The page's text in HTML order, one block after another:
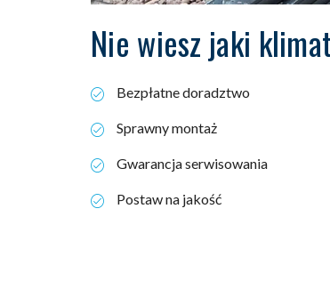
Nie wiesz jaki
Bezpłatne doradztwo
Sprawny montaż
Gwarancja serwisowania
Postaw na jakość